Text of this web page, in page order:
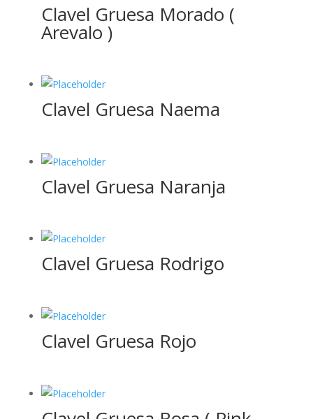
Clavel Gruesa Morado (
Arevalo )
Clavel Gruesa Naema
Clavel Gruesa Naranja
Clavel Gruesa Rodrigo
Clavel Gruesa Rojo